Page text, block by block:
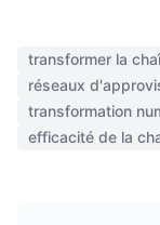
transformer la
réseaux
transformation
efficacité de la